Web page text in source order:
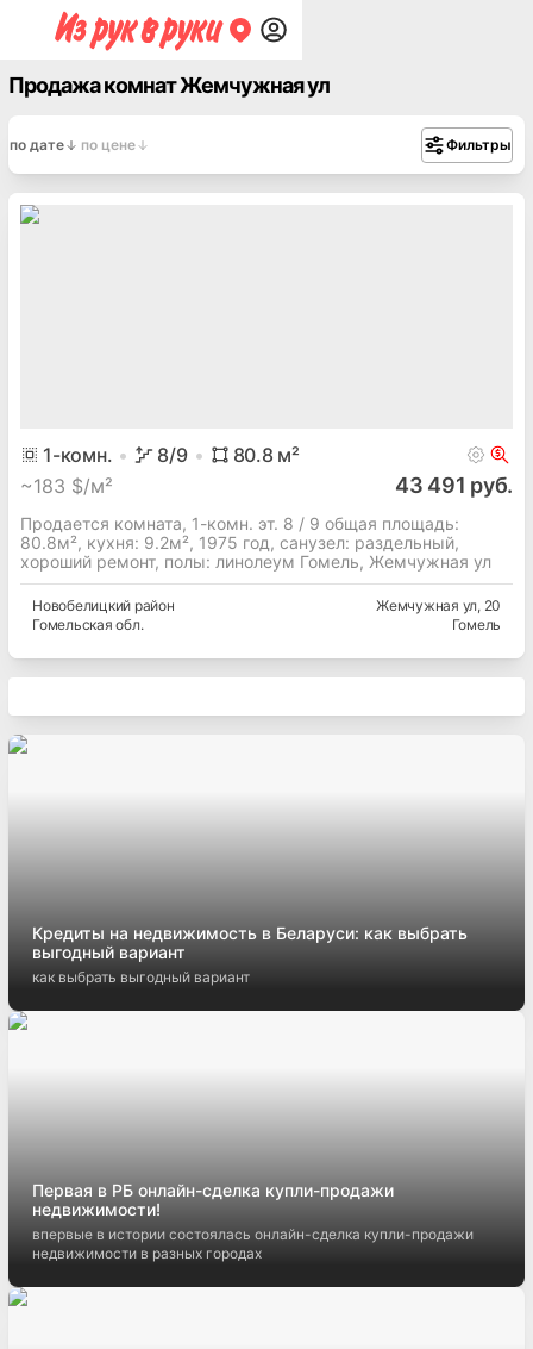
Продажа комнат Жемчужная ул
по дате по цене Фильтры
1-комн. 8/9 80.8 м²
~183 $/м² 43 491 руб.
Продается комната, 1-комн. эт. 8 / 9 общая площадь:
80.8м², кухня: 9.2м², 1975 год, cанузел: раздельный,
хороший ремонт, полы: линолеум Гомель, Жемчужная ул
Новобелицкий район
Гомельская обл.
Жемчужная ул, 20
Гомель
Кредиты на недвижимость в Беларуси: как выбрать
выгодный вариант
как выбрать выгодный вариант
Первая в РБ онлайн-сделка купли-продажи
недвижимости!
впервые в истории состоялась онлайн-сделка купли-продажи
недвижимости в разных городах